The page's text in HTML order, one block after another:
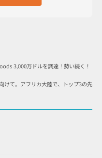
3,000万ドルを調達！勢い続く！
けて。アフリカ大陸で、トップ3の先